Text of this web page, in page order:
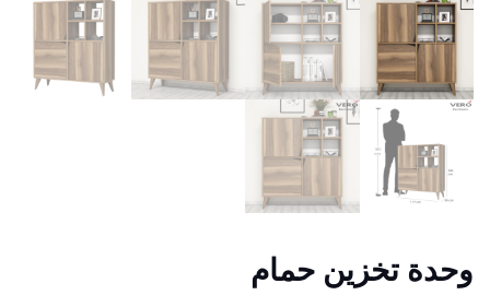
وحدة تخزين حمام